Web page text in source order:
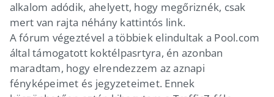
alkalom adódik, ahelyett, hogy megőriznék, csak
mert van rajta néhány kattintós link.
A fórum végeztével a többiek elindultak a Pool.com
által támogatott koktélpasrtyra, én azonban
maradtam, hogy elrendezzem az aznapi
fényképeimet és jegyzeteimet. Ennek